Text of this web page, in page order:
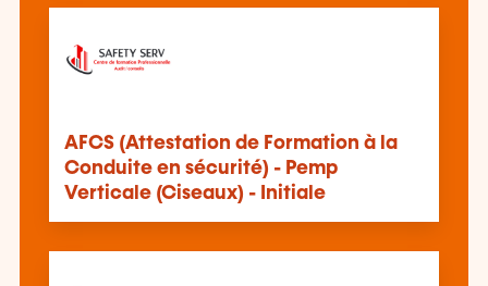
AFCS (Attestation de Formation à la
Conduite en sécurité) - Pemp
Verticale (Ciseaux) - Initiale